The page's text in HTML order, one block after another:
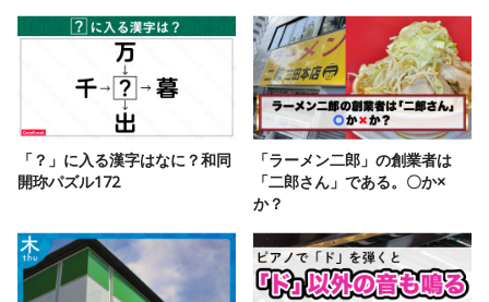
「？」に入る漢字はなに？和同
開珎パズル172
「ラーメン二郎」の創業者は
「二郎さん」である。〇か×
か？